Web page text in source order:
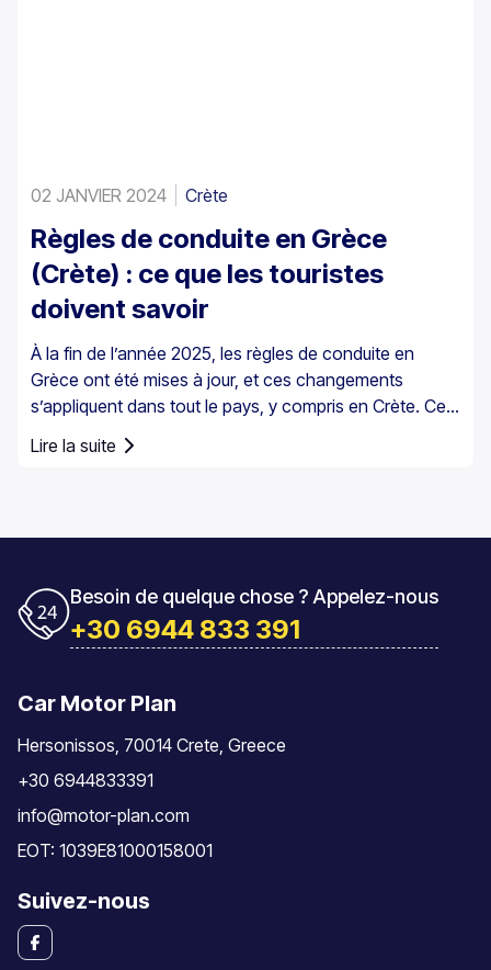
02 JANVIER 2024 Crète
Règles de conduite en Grèce
(Crète) : ce que les touristes
doivent savoir
À la fin de l’année 2025, les règles de conduite en
Grèce ont été mises à jour, et ces changements
s’appliquent dans tout le pays, y compris en Crète. Ces
notamment le contrôle de la vitesse et les
Lire la suite
Besoin de quelque chose ? Appelez-nous
+30 6944 833 391
Car Motor Plan
Hersonissos, 70014 Crete, Greece
+30 6944833391
info@motor-plan.com
EOT: 1039E81000158001
Suivez-nous